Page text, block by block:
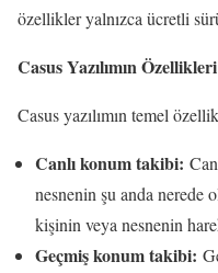
özellikler yalnızca ücretli
Casus Yazılımın Özellikleri
Casus yazılımın temel
Canlı konum takibi:
nesnenin şu anda nerede
kişinin veya nesnenin
Geçmiş konum takibi: